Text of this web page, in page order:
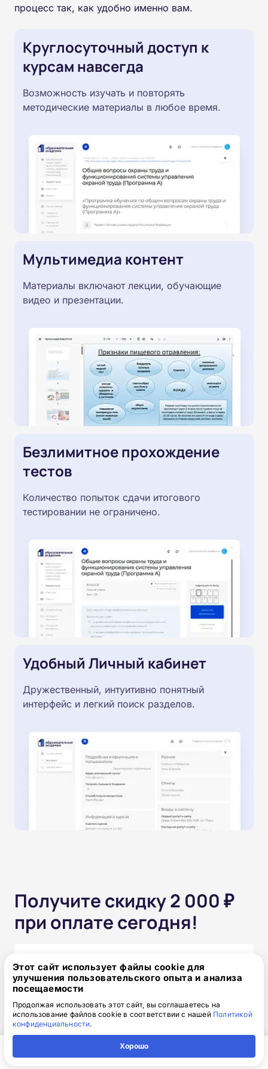
процесс так, как удобно именно вам.
Круглосуточный доступ к
курсам навсегда
Возможность изучать и повторять
методические материалы в любое время.
Мультимедиа контент
Материалы включают лекции, обучающие
видео и презентации.
Безлимитное прохождение
тестов
Количество попыток сдачи итогового
тестировании не ограничено.
Удобный Личный кабинет
Дружественный, интуитивно понятный
интерфейс и легкий поиск разделов.
Получите скидку 2 000 ₽
при оплате сегодня!
от 15 850 ₽
Частями без переплат
от 1 320₽/месяц
Этот сайт использует файлы cookie для
улучшения пользовательского опыта и анализа
посещаемости
Продолжая использовать этот сайт, вы соглашаетесь на
использование файлов cookie в соответствии с нашей Политикой
конфиденциальности.
Хорошо